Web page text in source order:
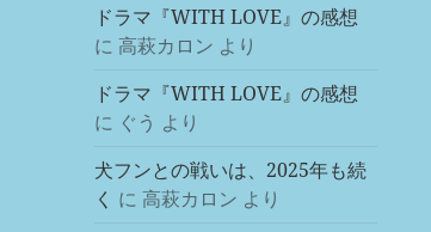
ドラマ『WITH LOVE』の感想
に高萩カロン より
ドラマ『WITH LOVE』の感想
に ぐう より
犬フンとの戦いは、2025年も続
く に高萩カロン より